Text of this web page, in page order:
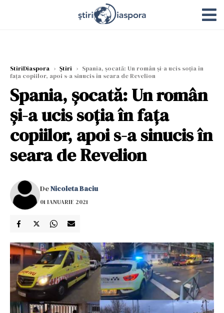
StiriDiaspora › Știri › Spania, șocată: Un român și-a ucis soția în
fața copiilor, apoi s-a sinucis în seara de Revelion
Spania, șocată: Un român
și-a ucis soția în fața
copiilor, apoi s-a sinucis în
seara de Revelion
DeNicoleta Baciu
01 IANUARIE 2021